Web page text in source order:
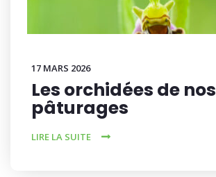
17 MARS 2026
Les orchidées de nos
pâturages
LIRE LA SUITE